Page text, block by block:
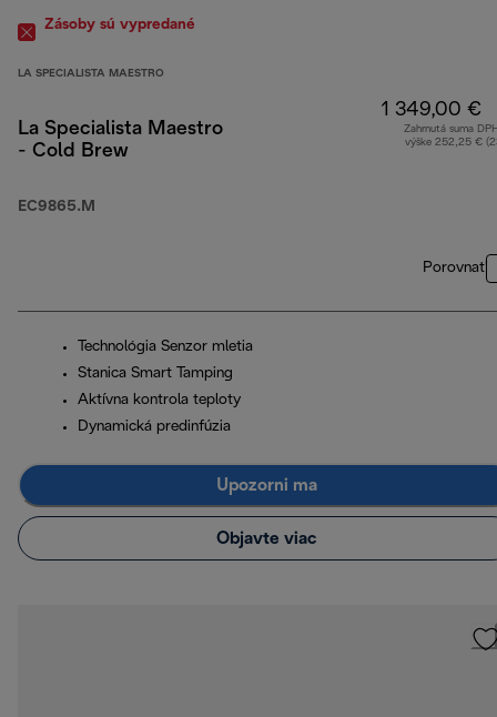
Zásoby sú vypredané
LA SPECIALISTA MAESTRO
La Specialista Maestro
- Cold Brew
EC9865.M
1 349,00 €
Zahrnutá suma
výške 252,25 €
Porovnať
Technológia Senzor mletia
Stanica Smart Tamping
Aktívna kontrola teploty
Dynamická predinfúzia
Upozorni ma
Objavte viac